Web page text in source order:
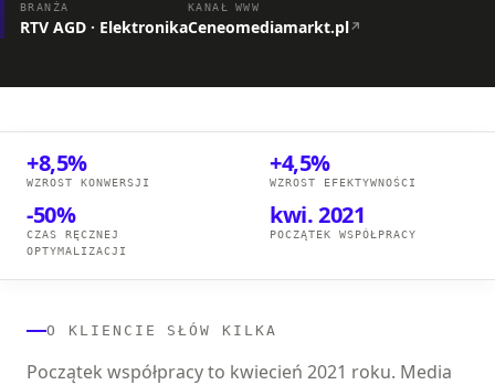
BRANŻA
RTV AGD · Elektronika
KANAŁ
Ceneo
WWW
mediamarkt.pl↗
+8,5%
WZROST KONWERSJI
+4,5%
WZROST EFEKTYWNOŚCI
-50%
CZAS RĘCZNEJ
OPTYMALIZACJI
kwi. 2021
POCZĄTEK WSPÓŁPRACY
O KLIENCIE SŁÓW KILKA
Początek współpracy to kwiecień 2021 roku. Media